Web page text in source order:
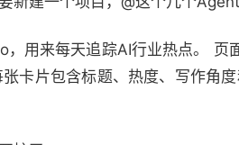
，用来每天追踪AI行业热点。 页
卡片包含标题、热度、写作角